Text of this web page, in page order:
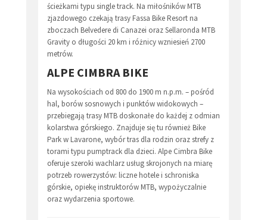
ścieżkami typu single track. Na miłośników MTB
zjazdowego czekają trasy Fassa Bike Resort na
zboczach Belvedere di Canazei oraz Sellaronda MTB
Gravity o długości 20 km i różnicy wzniesień 2700
metrów.
ALPE CIMBRA BIKE
Na wysokościach od 800 do 1900 m n.p.m. – pośród
hal, borów sosnowych i punktów widokowych –
przebiegają trasy MTB doskonałe do każdej z odmian
kolarstwa górskiego. Znajduje się tu również Bike
Park w Lavarone, wybór tras dla rodzin oraz strefy z
torami typu pumptrack dla dzieci. Alpe Cimbra Bike
oferuje szeroki wachlarz usług skrojonych na miarę
potrzeb rowerzystów: liczne hotele i schroniska
górskie, opiekę instruktorów MTB, wypożyczalnie
oraz wydarzenia sportowe.